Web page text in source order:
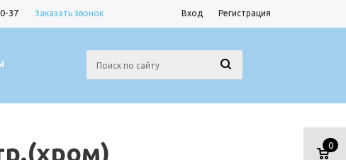
37 Заказать звонок Вход Регистрация
0